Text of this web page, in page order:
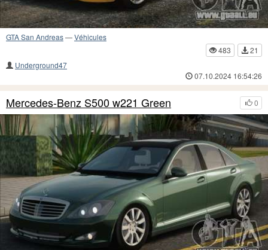
GTA San Andreas—Véhicules
483
21
Underground47
07.10.2024 16:54:26
0
Mercedes-Benz S500 w221 Green